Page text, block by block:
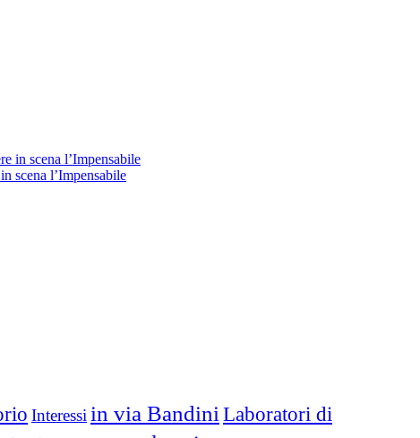
scena l’Impensabile
Interessi in via Bandini Laboratori di